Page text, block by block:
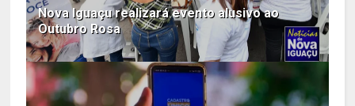
Nova Iguaçu realizará evento alusivo ao
Outubro Rosa